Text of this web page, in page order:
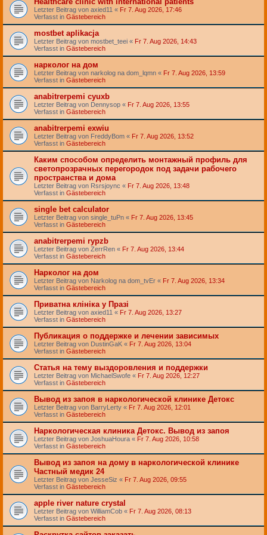
Letzter Beitrag von axied11 « Fr 7. Aug 2026, 17:46
Verfasst in Gästebereich
mostbet aplikacja
Letzter Beitrag von mostbet_teei « Fr 7. Aug 2026, 14:43
Verfasst in Gästebereich
нарколог на дом
Letzter Beitrag von narkolog na dom_lqmn « Fr 7. Aug 2026, 13:59
Verfasst in Gästebereich
anabitrerpemi cyuxb
Letzter Beitrag von Dennysop « Fr 7. Aug 2026, 13:55
Verfasst in Gästebereich
anabitrerpemi exwiu
Letzter Beitrag von FreddyBom « Fr 7. Aug 2026, 13:52
Verfasst in Gästebereich
Каким способом определить монтажный профиль для
светопрозрачных перегородок под задачи рабочего
пространства и дома
Letzter Beitrag von Rsrsjoync « Fr 7. Aug 2026, 13:48
Verfasst in Gästebereich
single bet calculator
Letzter Beitrag von single_tuPn « Fr 7. Aug 2026, 13:45
Verfasst in Gästebereich
anabitrerpemi rypzb
Letzter Beitrag von ZerrRen « Fr 7. Aug 2026, 13:44
Verfasst in Gästebereich
Нарколог на дом
Letzter Beitrag von Narkolog na dom_tvEr « Fr 7. Aug 2026, 13:34
Verfasst in Gästebereich
Приватна клініка у Празі
Letzter Beitrag von axied11 « Fr 7. Aug 2026, 13:27
Verfasst in Gästebereich
Публикация о поддержке и лечении зависимых
Letzter Beitrag von DustinGaK « Fr 7. Aug 2026, 13:04
Verfasst in Gästebereich
Статья на тему выздоровления и поддержки
Letzter Beitrag von MichaelSwofe « Fr 7. Aug 2026, 12:27
Verfasst in Gästebereich
Вывод из запоя в наркологической клинике Детокс
Letzter Beitrag von BarryLerty « Fr 7. Aug 2026, 12:01
Verfasst in Gästebereich
Наркологическая клиника Детокс. Вывод из запоя
Letzter Beitrag von JoshuaHoura « Fr 7. Aug 2026, 10:58
Verfasst in Gästebereich
Вывод из запоя на дому в наркологической клинике
Частный медик 24
Letzter Beitrag von JesseSiz « Fr 7. Aug 2026, 09:55
Verfasst in Gästebereich
apple river nature crystal
Letzter Beitrag von WilliamCob « Fr 7. Aug 2026, 08:13
Verfasst in Gästebereich